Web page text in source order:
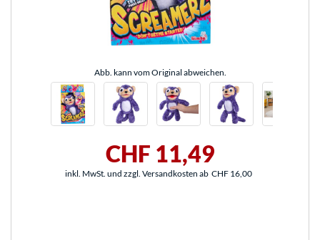
Abb. kann vom Original abweichen.
CHF 11,49
inkl. MwSt. und zzgl. Versandkosten ab CHF 16,00